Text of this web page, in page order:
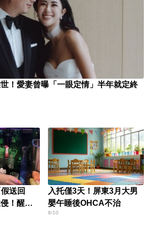
！愛妻曾曝「一眼定情」半年就定終
送回
！醒來
入托僅3天！屏東3月大男
嬰午睡後OHCA不治
8/10